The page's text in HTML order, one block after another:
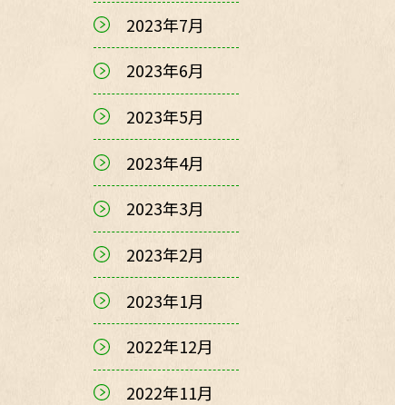
2023年7月
2023年6月
2023年5月
2023年4月
2023年3月
2023年2月
2023年1月
2022年12月
2022年11月